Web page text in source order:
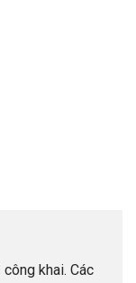
khai. Các